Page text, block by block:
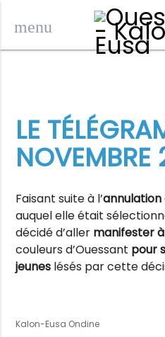
LE
NOVEMBRE
Faisant suite à l’annulation
auquel elle était
décidé d’aller manifester
couleurs d’Ouessant pour
jeunes lésés par cette
Kalon-Eusa Ondine
menu